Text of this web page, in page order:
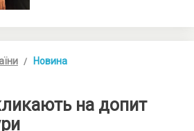
Новина
на допит